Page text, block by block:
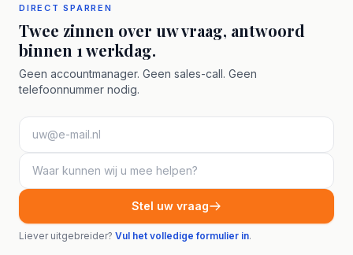
DIRECT SPARREN
Twee zinnen over uw vraag, antwoord
binnen 1 werkdag.
Geen accountmanager. Geen sales-call. Geen
telefoonnummer nodig.
Stel uw vraag
Liever uitgebreider? Vul het volledige formulier in.